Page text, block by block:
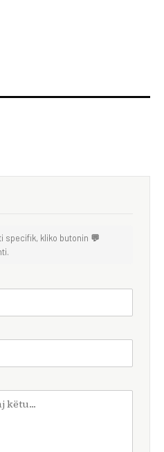
specifik, kliko butonin 💬